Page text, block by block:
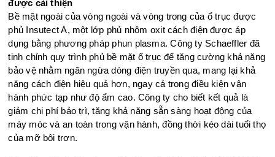
được cải thiện
Bề mặt ngoài của vòng ngoài và vòng trong của ổ trục được
phủ Insutect A, một lớp phủ nhôm oxit cách điện được áp
dụng bằng phương pháp phun plasma. Công ty Schaeffler đã
tinh chỉnh quy trình phủ bề mặt ổ trục để tăng cường khả năng
bảo vệ nhằm ngăn ngừa dòng điện truyền qua, mang lại khả
năng cách điện hiệu quả hơn, ngay cả trong điều kiện vận
hành phức tạp như độ ẩm cao. Công ty cho biết kết quả là
giảm chi phí bảo trì, tăng khả năng sẵn sàng hoạt động của
máy móc và an toàn trong vận hành, đồng thời kéo dài tuổi thọ
của mỡ bôi trơn.